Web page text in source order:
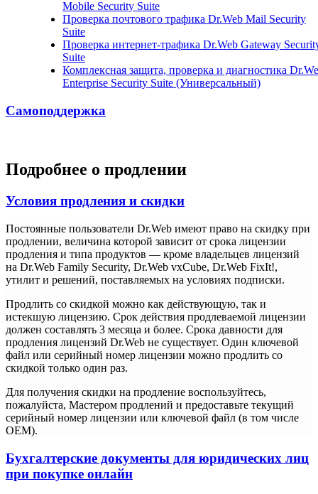
Mobile Security Suite
Проверка почтового трафика Dr.Web Mail Security
Suite
Проверка интернет-трафика Dr.Web Gateway
Suite
Комплексная защита, проверка и диагностика
Enterprise Security Suite (Универсальный)
Самоподдержка
Подробнее о продлении
Условия продления и скидки
Постоянные пользователи Dr.Web имеют право на скидку при
продлении, величина которой зависит от срока лицензии
продления и типа продуктов — кроме владельцев лицензий
на Dr.Web Family Security, Dr.Web vxCube, Dr.Web FixIt!,
утилит и решений, поставляемых на условиях подписки.
Продлить со скидкой можно как действующую, так и
истекшую лицензию. Срок действия продлеваемой лицензии
должен составлять 3 месяца и более. Срока давности для
продления лицензий Dr.Web не существует. Один ключевой
файл или серийный номер лицензии можно продлить со
скидкой только один раз.
Для получения скидки на продление воспользуйтесь,
пожалуйста, Мастером продлений и предоставьте текущий
серийный номер лицензии или ключевой файл (в том числе
ОЕМ).
Бухгалтерские документы для юридических лиц
при покупке онлайн